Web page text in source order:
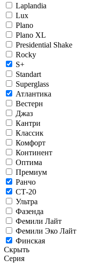
Laplandia
Lux
Plano
Plano XL
Presidential Shake
Rocky
S+
Standart
Superglass
Атлантика
Вестерн
Джаз
Кантри
Классик
Комфорт
Континент
Оптима
Премиум
Ранчо
СТ-20
Ультра
Фазенда
Фемили Лайт
Фемили Эко Лайт
Финская
Скрыть
Серия